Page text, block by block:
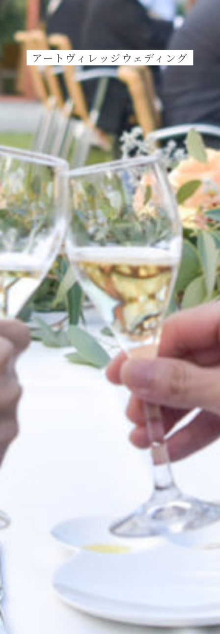
アートヴィレッジウェディング